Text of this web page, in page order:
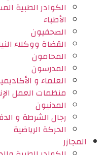
الكوادر الطبية
الأطباء
الصحفيون
القضاة ووكلاء
المحامون
المدرسون
العلماء و
منظمات العمل
المدنيون
رجال الشرطة و
الحركة الرياضية
المجازر